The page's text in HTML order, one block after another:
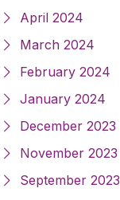
April 2024
March 2024
February 2024
January 2024
December 2023
November 2023
September 2023